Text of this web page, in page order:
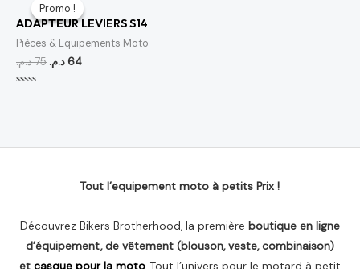
Promo !
Promo !
ADAPTEUR LEVIERS S14
Pièces & Equipements Moto
75د.م.
initial
était :
75 د.م..
64 د.م.
actuel
est :
64 د.م..
Tout l’equipement moto à petits Prix !
Découvrez Bikers Brotherhood, la première boutique en ligne
d’équipement, de vêtement (blouson, veste, combinaison)
et casque pour la moto, Tout l’univers pour le motard à petit